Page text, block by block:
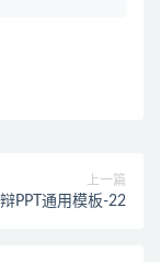
上一篇
PPT通用模板-22